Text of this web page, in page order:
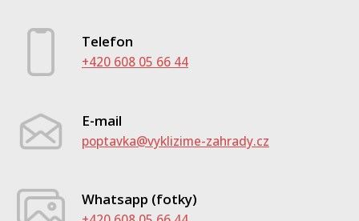
Telefon
+420 608 05 66 44
E-mail
poptavka@vyklizime-zahrady.cz
Whatsapp (fotky)